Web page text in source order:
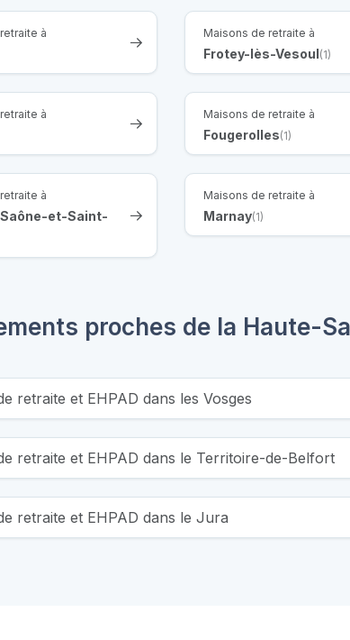
à Maisons de retraite à
Frotey-lès-Vesoul(1)
à Maisons de retraite à
Fougerolles(1)
à
et-Saint-
Maisons de retraite à
Marnay(1)
proches de la Haute-
retraite et EHPAD dans les Vosges
retraite et EHPAD dans le Territoire-de-Belfort
retraite et EHPAD dans le Jura